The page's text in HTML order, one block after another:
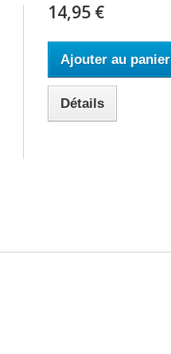
14,95 €
Ajouter au panier
Détails